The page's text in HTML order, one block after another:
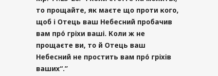
то прощайте, як маєте що проти кого,
щоб і Отець ваш Небесний пробачив
вам про́ гріхи ваші. Коли ж не
прощаєте ви, то й Отець ваш
Небесний не простить вам про́ гріхів
ваших“.”